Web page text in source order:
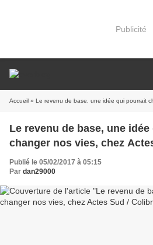
Publicité
Accueil » Le revenu de base, une idée qui pourrait
Le revenu de base, une
changer nos vies, chez
Publié le 05/02/2017 à 05:15
Par dan29000